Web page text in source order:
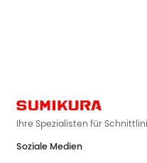
Ihre Spezialisten für
Soziale Medien